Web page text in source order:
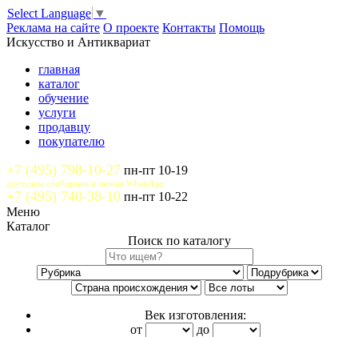
Select Language ▼
Реклама на сайте О проекте Контакты Помощь
Искусство и Антиквариат
главная
каталог
обучение
услуги
продавцу
покупателю
+7 (495) 798-10-27 пн-пт 10-19
доступны сообщения и звонки WhatsApp
+7 (495) 740-38-10 пн-пт 10-22
Меню
Каталог
Поиск по каталогу
Век изготовления:
от
до